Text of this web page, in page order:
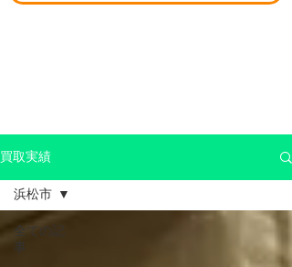
買取実績
全ての記
事
浜松市